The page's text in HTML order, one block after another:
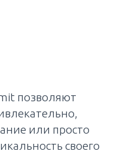
позволяют
или просто
своего